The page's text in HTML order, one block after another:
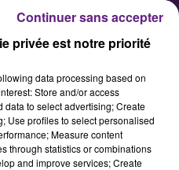
deal dans le
privée est notre priorité
data processing based on
Store and/or access
to select advertising; Create
Use profiles to select personalised
Measure content
through statistics or combinations
and improve services; Create
Continuer sans accepter